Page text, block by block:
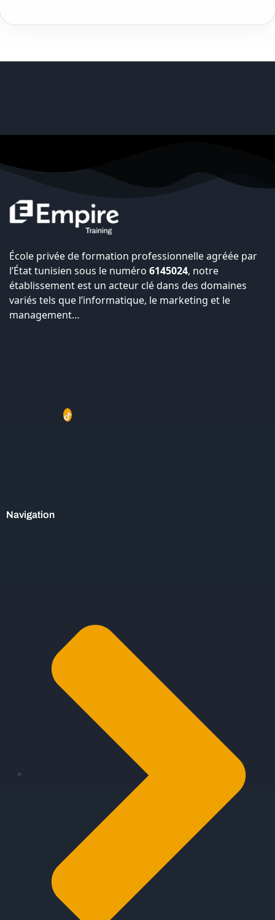
École privée de formation professionnelle agréée par
l’État tunisien sous le numéro 6145024, notre
établissement est un acteur clé dans des domaines
variés tels que l’informatique, le marketing et le
management…
Navigation